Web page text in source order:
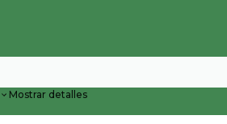
Mostrar detalles